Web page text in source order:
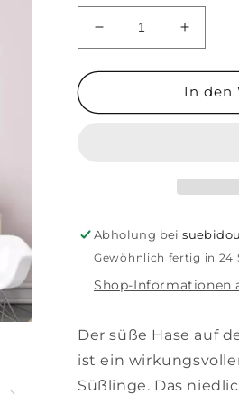
Verringere
die
Menge
Wandtattoo
Erhöhe
die
Menge
für
In den
Abholung bei
Gewöhnlich fertig in 24
Shop-Informationen
Der süße Hase auf
ist ein
Süßlinge. Das